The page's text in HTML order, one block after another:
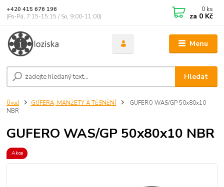
Menu
Hledat
+420 415 676 196
(Po-Pá, 7:15-15:15 / So, 9:00-11:00)
0 ks
za 0 Kč
Úvod GUFERA, MANŽETY A TĚSNĚNÍ
GUFERO WAS/GP 50x80x10
NBR
GUFERO WAS/GP 50x80x10 NBR
Akce